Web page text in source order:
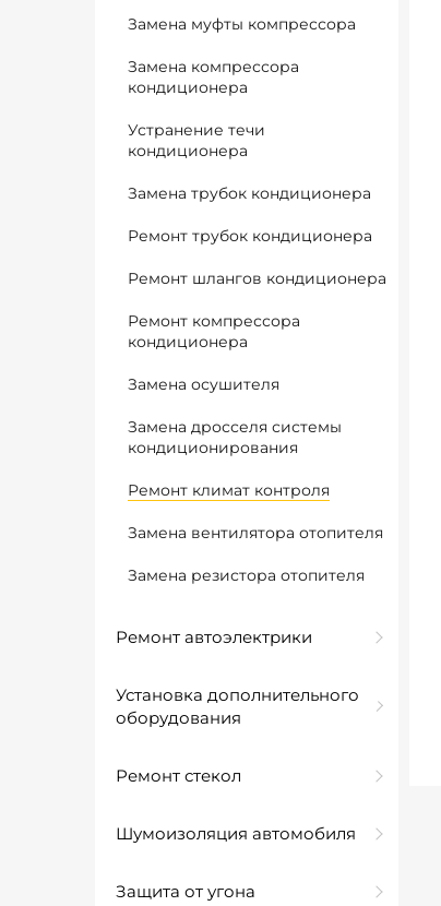
Замена муфты компрессора
Замена компрессора
кондиционера
Устранение течи
кондиционера
Замена трубок кондиционера
Ремонт трубок кондиционера
Ремонт шлангов кондиционера
Ремонт компрессора
кондиционера
Замена осушителя
Замена дросселя системы
кондиционирования
Ремонт климат контроля
Замена вентилятора отопителя
Замена резистора отопителя
Ремонт автоэлектрики
Установка дополнительного
оборудования
Ремонт стекол
Шумоизоляция автомобиля
Защита от угона